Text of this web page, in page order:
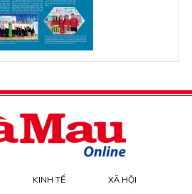
KINH TẾ XÃ HỘI